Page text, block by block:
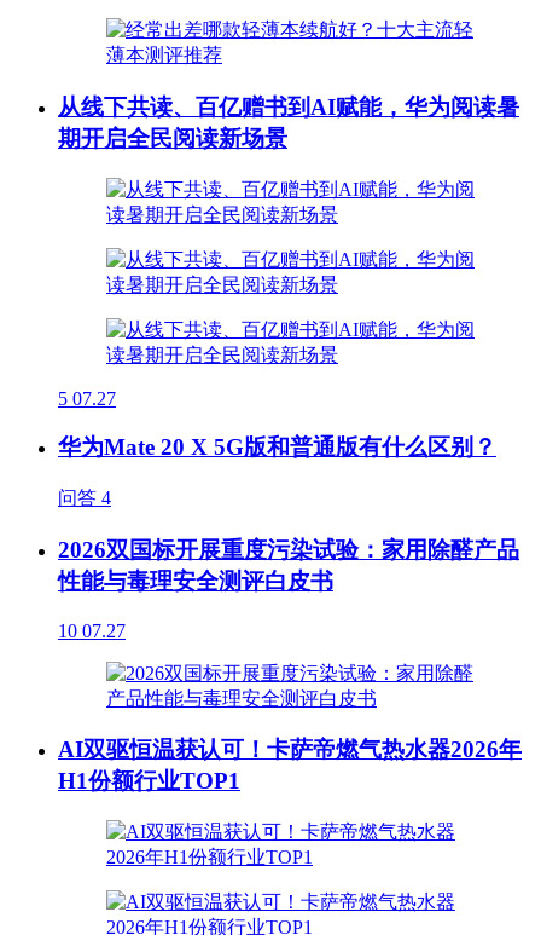
从线下共读、百亿赠书到AI赋能，华为阅读暑
期开启全民阅读新场景
5 07.27
华为Mate 20 X 5G版和普通版有什么区别？
问答 4
2026双国标开展重度污染试验：家用除醛产品
性能与毒理安全测评白皮书
10 07.27
AI双驱恒温获认可！卡萨帝燃气热水器2026年
H1份额行业TOP1